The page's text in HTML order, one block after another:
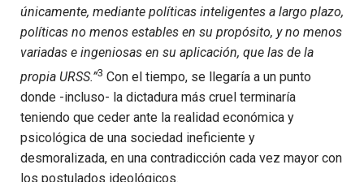
únicamente, mediante políticas inteligentes a largo plazo,
políticas no menos estables en su propósito, y no menos
variadas e ingeniosas en su aplicación, que las de la
propia URSS.”3 Con el tiempo, se llegaría a un punto
donde -incluso- la dictadura más cruel terminaría
teniendo que ceder ante la realidad económica y
psicológica de una sociedad ineficiente y
desmoralizada, en una contradicción cada vez mayor con
los postulados ideológicos.